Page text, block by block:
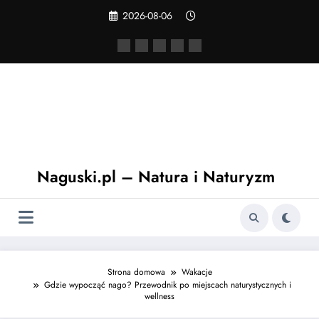
2026-08-06
Naguski.pl – Natura i Naturyzm
Strona domowa
Wakacje
Gdzie wypocząć nago? Przewodnik po miejscach naturystycznych i
wellness